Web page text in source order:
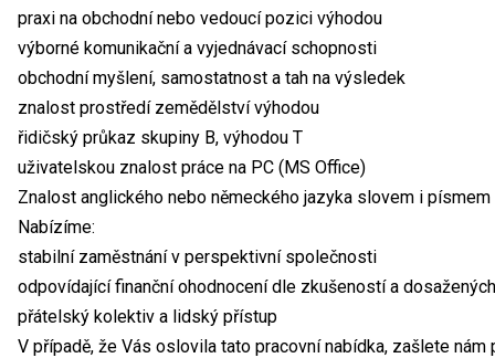
praxi na obchodní nebo vedoucí pozici výhodou
výborné komunikační a vyjednávací schopnosti
obchodní myšlení, samostatnost a tah na výsledek
znalost prostředí zemědělství výhodou
řidičský průkaz skupiny B, výhodou T
uživatelskou znalost práce na PC (MS Office)
Znalost anglického nebo německého jazyka slovem i písmem
Nabízíme:
stabilní zaměstnání v perspektivní společnosti
odpovídající finanční ohodnocení dle zkušeností a
přátelský kolektiv a lidský přístup
V případě, že Vás oslovila tato pracovní nabídka, zašlete